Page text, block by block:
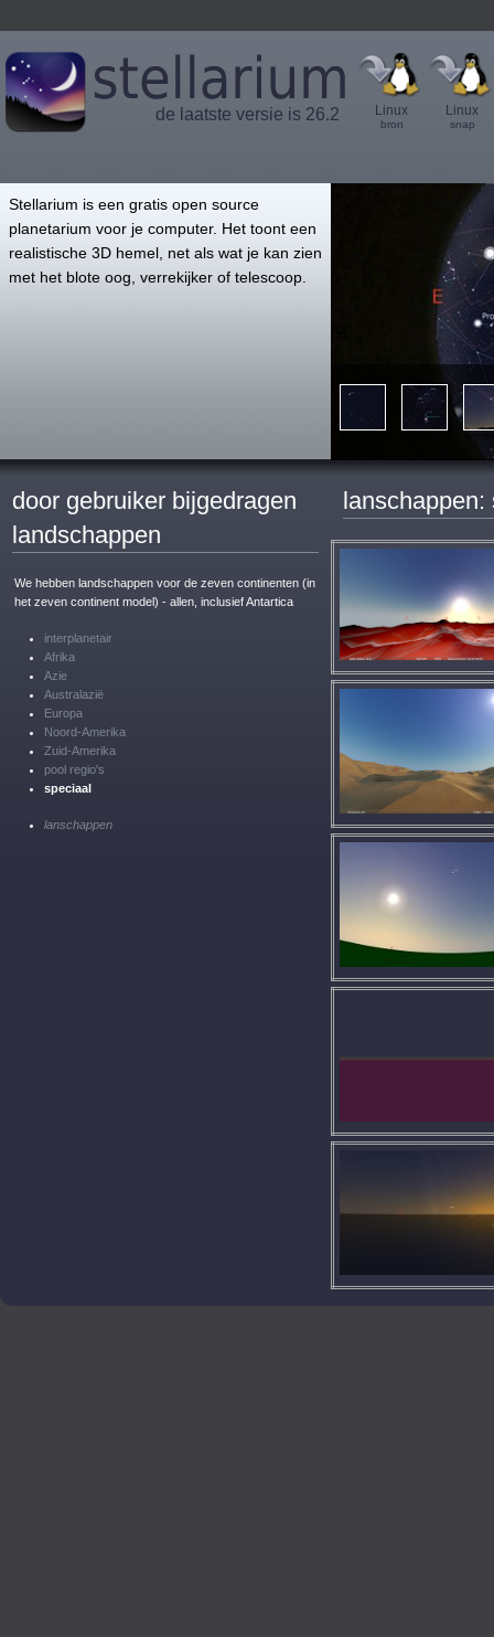
de laatste versie is 26.2 Linux
bron
Linux
snap
Stellarium is een gratis open source
planetarium voor je computer. Het toont een
realistische 3D hemel, net als wat je kan zien
met het blote oog, verrekijker of telescoop.
door gebruiker bijgedragen
landschappen
We hebben landschappen voor de zeven continenten (in
het zeven continent model) - allen, inclusief Antartica
interplanetair
Afrika
Azie
Australazië
Europa
Noord-Amerika
Zuid-Amerika
pool regio's
speciaal
lanschappen